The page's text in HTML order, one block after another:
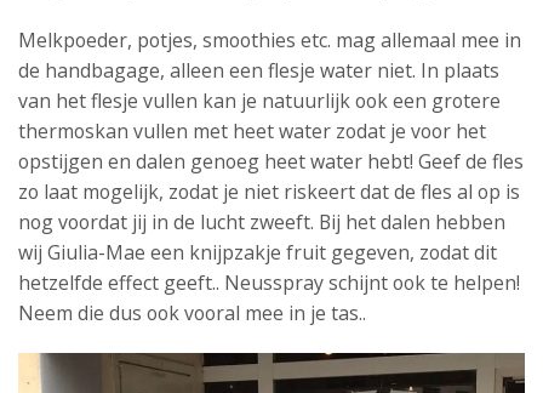
Melkpoeder, potjes, smoothies etc. mag allemaal mee in
de handbagage, alleen een flesje water niet. In plaats
van het flesje vullen kan je natuurlijk ook een grotere
thermoskan vullen met heet water zodat je voor het
opstijgen en dalen genoeg heet water hebt! Geef de fles
zo laat mogelijk, zodat je niet riskeert dat de fles al op is
nog voordat jij in de lucht zweeft. Bij het dalen hebben
wij Giulia-Mae een knijpzakje fruit gegeven, zodat dit
hetzelfde effect geeft.. Neusspray schijnt ook te helpen!
Neem die dus ook vooral mee in je tas..